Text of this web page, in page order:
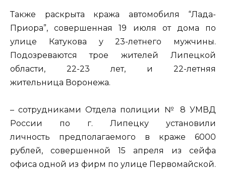
Также раскрыта кража автомобиля “Лада-
Приора”, совершенная 19 июля от дома по
улице Катукова у 23-летнего мужчины.
Подозреваются трое жителей Липецкой
области, 22-23 лет, и 22-летняя
жительница Воронежа.
– сотрудниками Отдела полиции № 8 УМВД
России по г. Липецку установили
личность предполагаемого в краже 6000
рублей, совершенной 15 апреля из сейфа
офиса одной из фирм по улице Первомайской.